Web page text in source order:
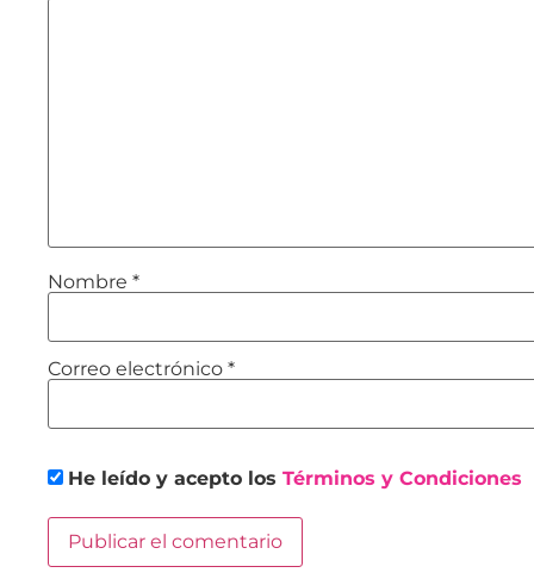
Nombre *
Correo electrónico *
He leído y acepto los Términos y Condiciones